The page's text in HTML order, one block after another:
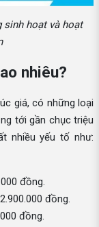
sinh hoạt và hoạt
nhiêu?
giá, có những loại
tới gần chục triệu
nhiều yếu tố như:
đồng.
đồng.
đồng.